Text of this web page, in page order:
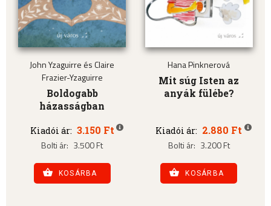
John Yzaguirre és Claire
Frazier-Yzaguirre
Boldogabb
házasságban
Kiadói ár: 3.150 Ft
Bolti ár: 3.500 Ft
KOSÁRBA
Hana Pinknerová
Mit súg Isten az
anyák fülébe?
Kiadói ár: 2.880 Ft
Bolti ár: 3.200 Ft
KOSÁRBA